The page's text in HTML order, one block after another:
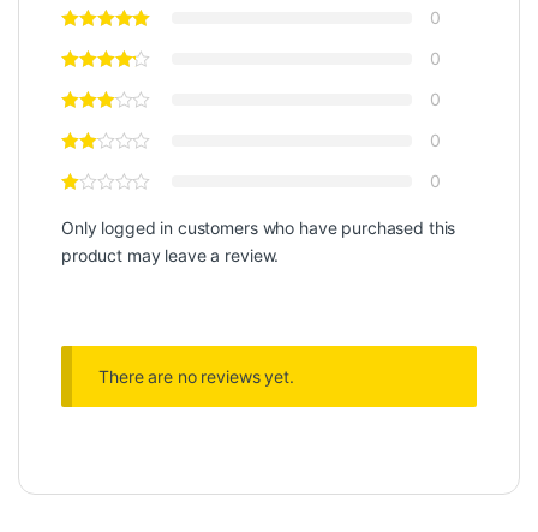
0
0
0
0
0
Only logged in customers who have purchased this
product may leave a review.
There are no reviews yet.